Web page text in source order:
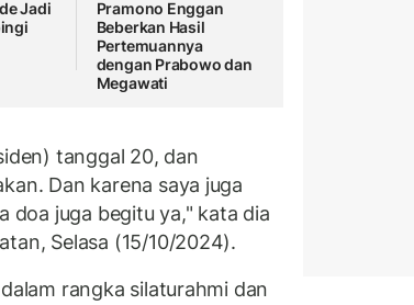
Jadi
Pramono Enggan
Beberkan Hasil
Pertemuannya
dengan Prabowo dan
Megawati
tanggal 20, dan
Dan karena saya juga
doa juga begitu ya," kata dia
Selasa (15/10/2024).
rangka silaturahmi dan